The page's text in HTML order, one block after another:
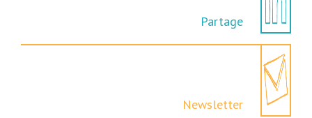
Partage
Newsletter